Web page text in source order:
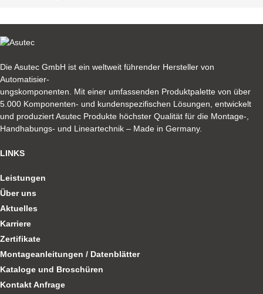
Die Asutec GmbH ist ein weltweit führender Hersteller von
Automatisier-
ungskomponenten. Mit einer umfassenden Produktpalette von über
5.000 Komponenten- und kundenspezifischen Lösungen, entwickelt
und produziert Asutec Produkte höchster Qualität für die Montage-,
Handhabungs- und Lineartechnik – Made in Germany.
LINKS
Leistungen
Über uns
Aktuelles
Karriere
Zertifikate
Montageanleitungen / Datenblätter
Kataloge und Broschüren
Kontakt Anfrage